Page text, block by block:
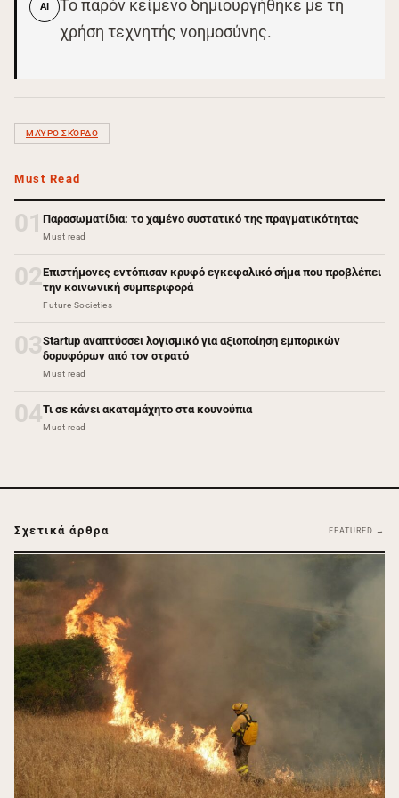
AI
Το παρόν κείμενο δημιουργήθηκε με τη
χρήση τεχνητής νοημοσύνης.
ΜΑΎΡΟ ΣΚΌΡΔΟ
Must Read
01 Παρασωματίδια: το χαμένο συστατικό της πραγματικότητας
Must read
02Επιστήμονες εντόπισαν κρυφό εγκεφαλικό σήμα που προβλέπει
την κοινωνική συμπεριφορά
Future Societies
03Startup αναπτύσσει λογισμικό για αξιοποίηση εμπορικών
δορυφόρων από τον στρατό
Must read
04Τι σε κάνει ακαταμάχητο στα κουνούπια
Must read
Σχετικά άρθρα FEATURED →